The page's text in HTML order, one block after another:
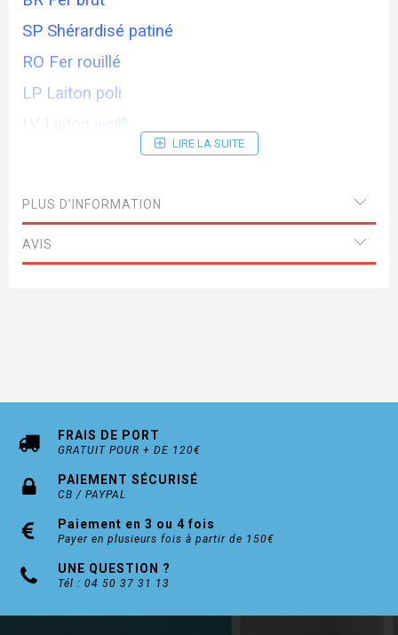
SP Shérardisé patiné
RO Fer rouillé
LP Laiton poli
LV Laiton vieilli
LIRE LA SUITE
PLUS D’INFORMATION
AVIS
FRAIS DE PORT
GRATUIT POUR + DE 120€
PAIEMENT SÉCURISÉ
CB / PAYPAL
Paiement en 3 ou 4 fois
Payer en plusieurs fois à partir de 150€
UNE QUESTION ?
Tél : 04 50 37 31 13